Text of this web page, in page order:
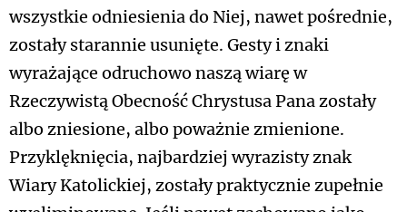
wszystkie odniesienia do Niej, nawet pośrednie,
zostały starannie usunięte. Gesty i znaki
wyrażające odruchowo naszą wiarę w
Rzeczywistą Obecność Chrystusa Pana zostały
albo zniesione, albo poważnie zmienione.
Przyklęknięcia, najbardziej wyrazisty znak
Wiary Katolickiej, zostały praktycznie zupełnie